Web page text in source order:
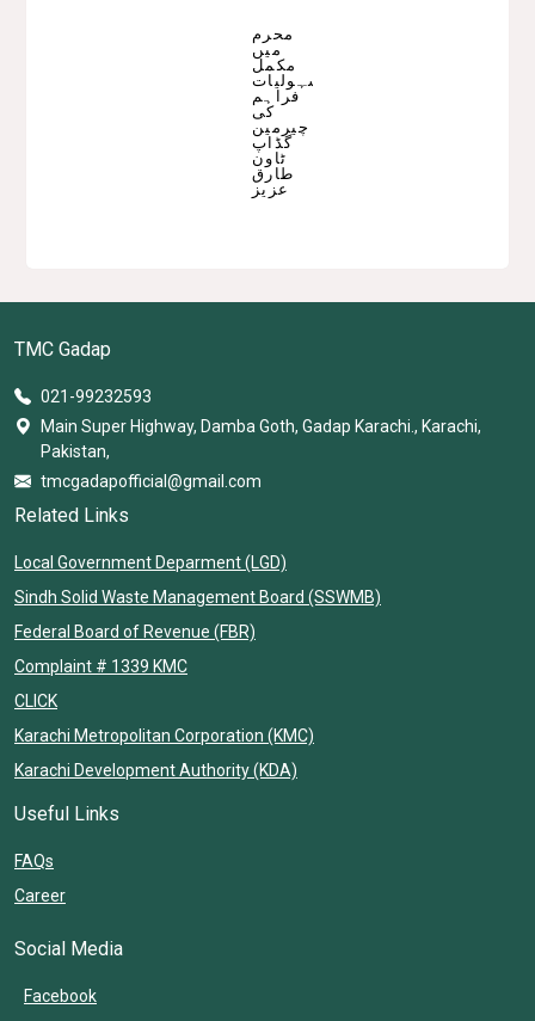
محرم
میں
مکمل
سہولیات
فراہم
کی
چیرمین
گڈاپ
ٹاون
طارق
عزیز
TMC Gadap
021-99232593
Main Super Highway, Damba Goth, Gadap Karachi., Karachi,
Pakistan,
tmcgadapofficial@gmail.com
Related Links
Local Government Deparment (LGD)
Sindh Solid Waste Management Board (SSWMB)
Federal Board of Revenue (FBR)
Complaint # 1339 KMC
CLICK
Karachi Metropolitan Corporation (KMC)
Karachi Development Authority (KDA)
Useful Links
FAQs
Career
Social Media
Facebook